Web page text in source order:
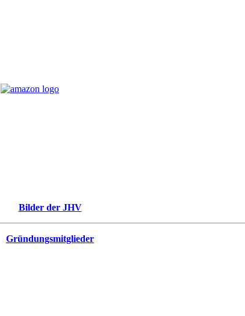
Bilder der JHV
Gründungsmitglieder